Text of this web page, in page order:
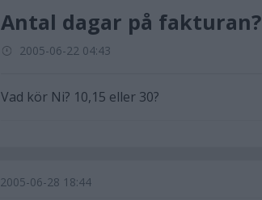
Antal dagar på fakturan?
2005-06-22 04:43
Vad kör Ni? 10,15 eller 30?
2005-06-28 18:44